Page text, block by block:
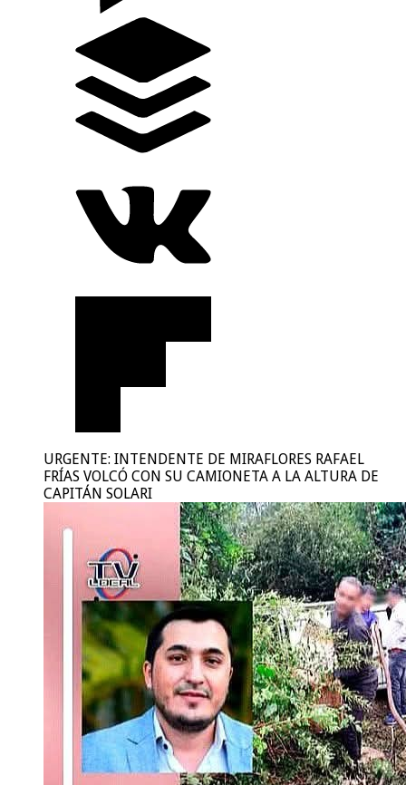
URGENTE: INTENDENTE DE MIRAFLORES RAFAEL
FRÍAS VOLCÓ CON SU CAMIONETA A LA ALTURA DE
CAPITÁN SOLARI